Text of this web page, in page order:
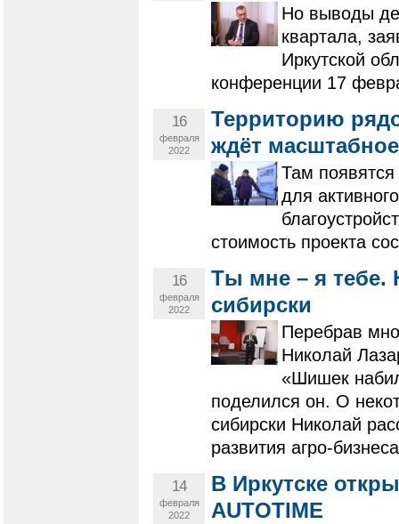
Но выводы
квартала,
Иркутской
конференции 17
16
февраля
2022
Территорию
ждёт
Там
для
стоимость проекта
16
февраля
2022
Ты мне – я тебе.
сибирски
Перебрав
Николай
«Шишек
поделился он. О
сибирски Николай
развития агро-
14
февраля
2022
В Иркутске
AUTOTIME